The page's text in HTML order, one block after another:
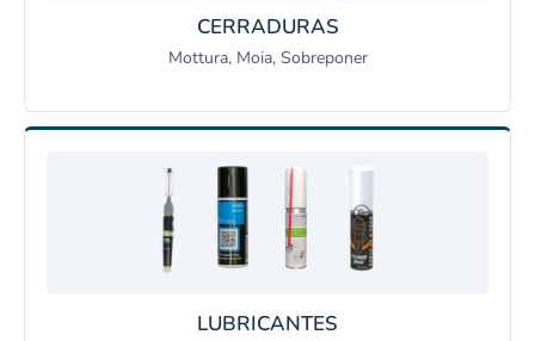
CERRADURAS
Mottura, Moia, Sobreponer
LUBRICANTES